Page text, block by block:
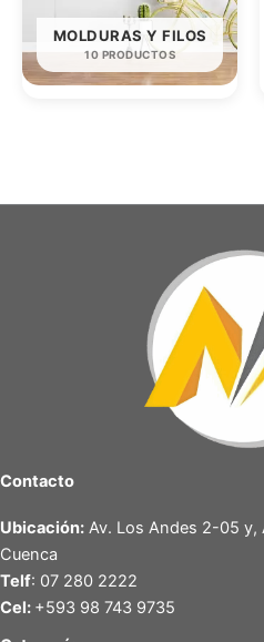
MOLDURAS Y FILOS
10 PRODUCTOS
Contacto
Ubicación: Av. Los Andes 2-05 y,
Cuenca
Telf: 07 280 2222
Cel: +593 98 743 9735